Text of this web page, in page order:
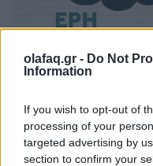
olafaq.gr - Do Not
Information
If you wish to opt-out of
processing of your
targeted advertising by
section to confirm your